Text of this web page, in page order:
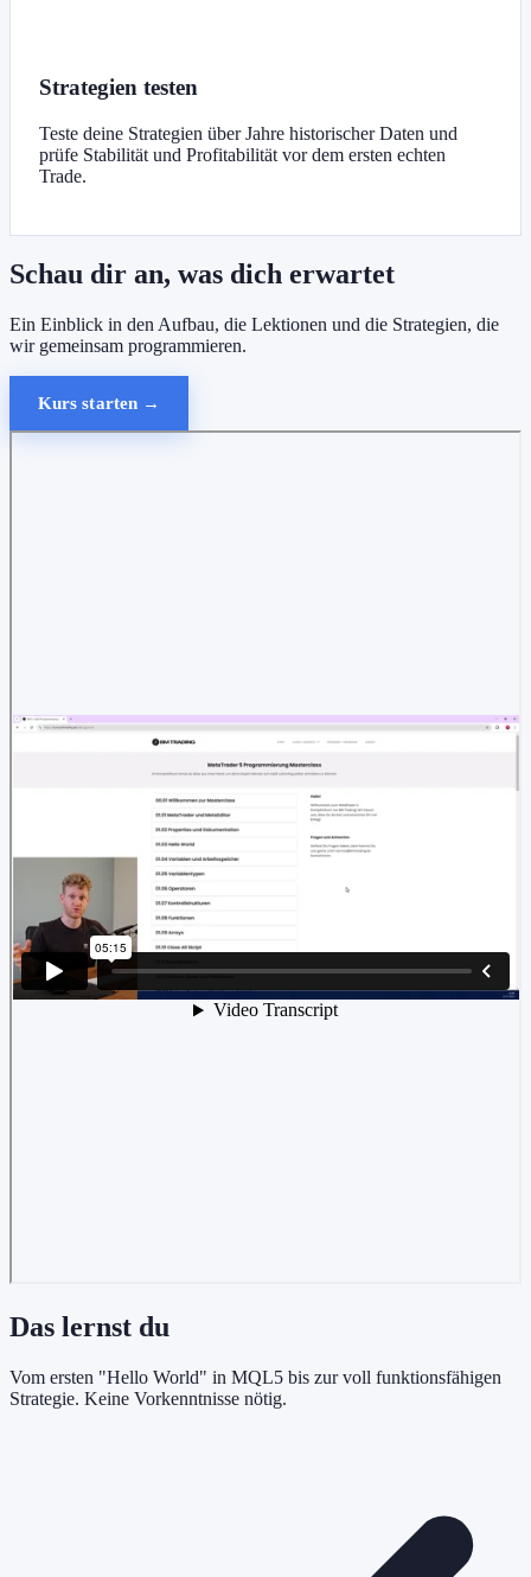
Strategien testen
Teste deine Strategien über Jahre historischer Daten und
prüfe Stabilität und Profitabilität vor dem ersten echten
Trade.
Schau dir an, was dich erwartet
Ein Einblick in den Aufbau, die Lektionen und die Strategien, die
wir gemeinsam programmieren.
Kurs starten →
Das lernst du
Vom ersten "Hello World" in MQL5 bis zur voll funktionsfähigen
Strategie. Keine Vorkenntnisse nötig.